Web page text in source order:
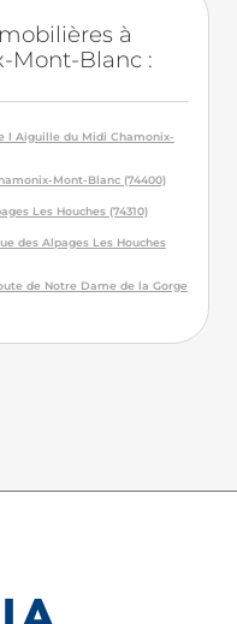
à
Mont-Blanc :
l Aiguille du Midi Chamonix-
Mont-Blanc (74400)
Les Houches (74310)
des Alpages Les Houches
de Notre Dame de la Gorge